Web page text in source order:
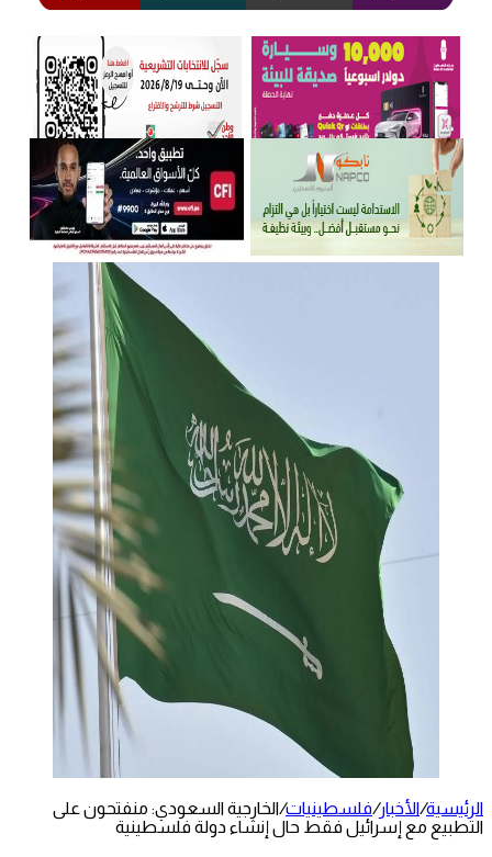
الرئيسية/الأخبار/فلسطينيات/الخارجية السعودي: منفتحون على
التطبيع مع إسرائيل فقط حال إنشاء دولة فلسطينية